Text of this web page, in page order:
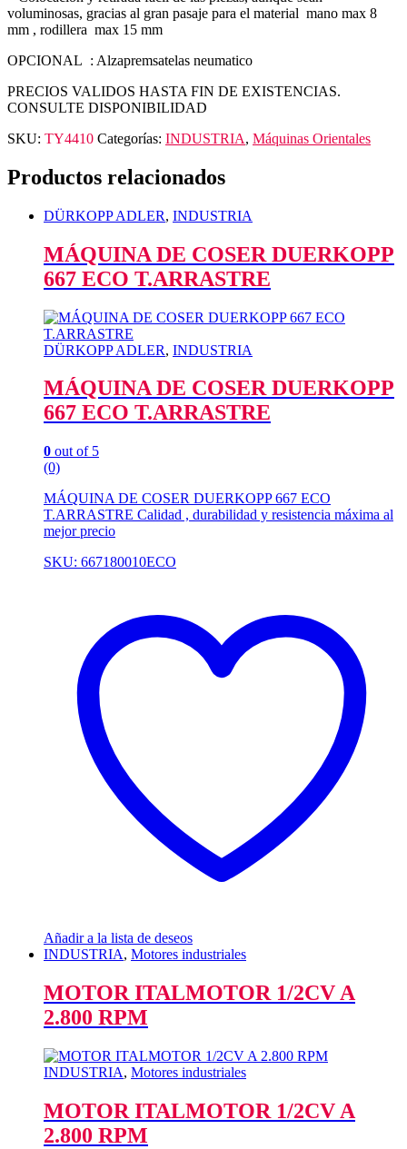
voluminosas, gracias al gran pasaje para el material mano max 8
mm , rodillera max 15 mm
OPCIONAL : Alzapremsatelas neumatico
PRECIOS VALIDOS HASTA FIN DE EXISTENCIAS.
CONSULTE DISPONIBILIDAD
SKU: TY4410 Categorías: INDUSTRIA, Máquinas Orientales
Productos relacionados
DÜRKOPP ADLER, INDUSTRIA
MÁQUINA DE COSER DUERKOPP
667 ECO T.ARRASTRE
DÜRKOPP ADLER, INDUSTRIA
MÁQUINA DE COSER DUERKOPP
667 ECO T.ARRASTRE
0 out of 5
(0)
MÁQUINA DE COSER DUERKOPP 667 ECO
T.ARRASTRE Calidad , durabilidad y resistencia máxima al
mejor precio
SKU: 667180010ECO
Añadir a la lista de deseos
INDUSTRIA, Motores industriales
MOTOR ITALMOTOR 1/2CV A
2.800 RPM
INDUSTRIA, Motores industriales
MOTOR ITALMOTOR 1/2CV A
2.800 RPM